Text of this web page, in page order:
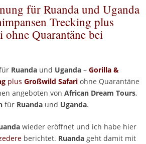
für Ruanda und Uganda
Trecking plus
Quarantäne bei
Ruandaund Uganda– Gorilla &
plus Großwild Safari ohne Quarantäne
angeboten von African Dream Tours,
für Ruandaund Uganda.
wieder eröffnet und ich habe hier
berichtet. Ruandageht damit mit